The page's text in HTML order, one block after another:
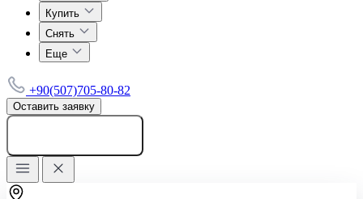
Купить
Снять
Еще
+90(507)705-80-82
Оставить заявку